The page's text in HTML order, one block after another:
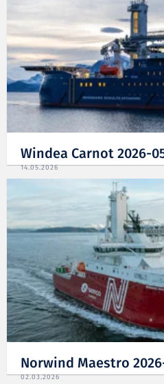
Windea Carnot 2026-
14.05.2026
Norwind Maestro
02.03.2026